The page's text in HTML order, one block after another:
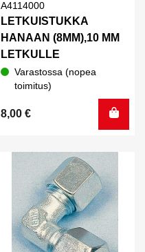
A4114000
LETKUISTUKKA
HANAAN (8MM),10 MM
LETKULLE
Varastossa (nopea
toimitus)
8,00 €